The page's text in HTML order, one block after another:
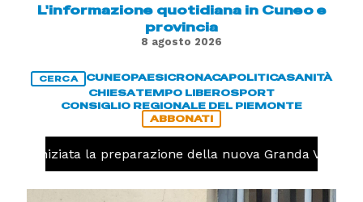
L'informazione quotidiana in Cuneo e
provincia
8 agosto 2026
CERCA CUNEOPAESICRONACAPOLITICASANITÀ
CHIESATEMPO LIBEROSPORT
CONSIGLIO REGIONALE DEL PIEMONTE
ABBONATI
iniziata la preparazione della nuova Granda Volley